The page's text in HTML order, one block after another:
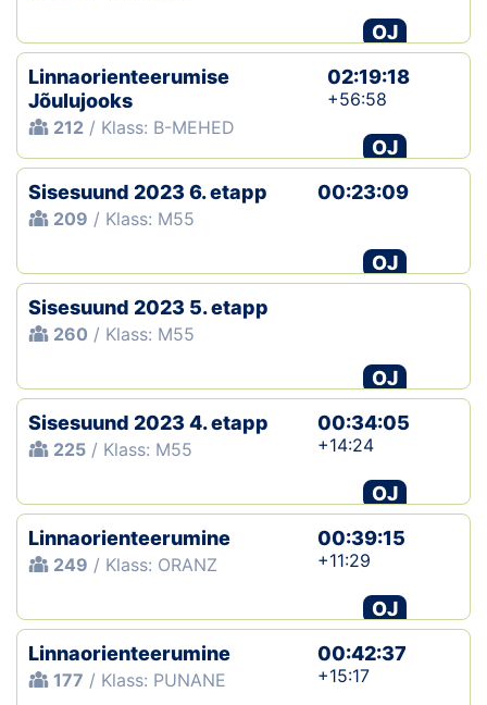
OJ
Linnaorienteerumise
Jõulujooks
212 / Klass: B-MEHED
02:19:18
+56:58
OJ
Sisesuund 2023 6. etapp
209 / Klass: M55
00:23:09
OJ
Sisesuund 2023 5. etapp
260 / Klass: M55
OJ
Sisesuund 2023 4. etapp
225 / Klass: M55
00:34:05
+14:24
OJ
Linnaorienteerumine
249 / Klass: ORANZ
00:39:15
+11:29
OJ
Linnaorienteerumine
177 / Klass: PUNANE
00:42:37
+15:17